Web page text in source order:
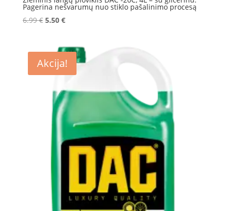
Pagerina nešvarumų nuo stiklo pašalinimo procesą
6.99€ Original
6.99 €.
5.50 €Current
5.50 €.
Akcija!